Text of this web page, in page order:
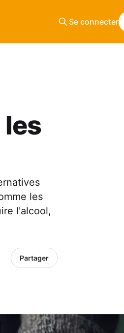
Se connecter
les
l'alcool,
Partager